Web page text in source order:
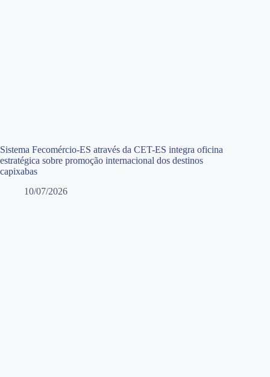
Sistema Fecomércio-ES através da CET-ES integra oficina
estratégica sobre promoção internacional dos destinos
capixabas
10/07/2026